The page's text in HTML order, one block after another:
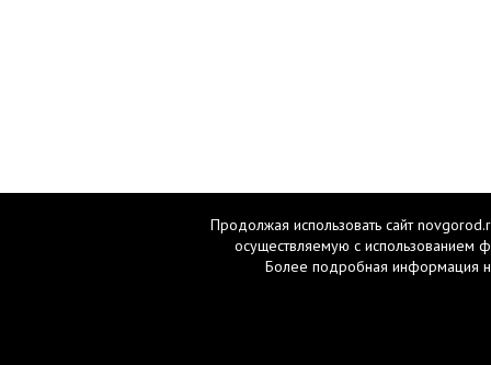
Продолжая использовать сайт
осуществляемую с использованием
Более подробная информация